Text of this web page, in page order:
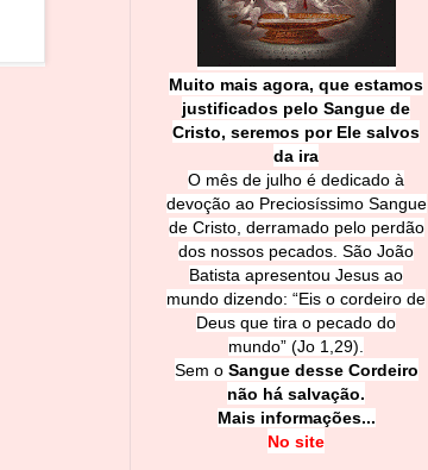
Muito mais agora, que estamos
justificados pelo Sangue de
Cristo, seremos por Ele salvos
da ira
O mês de julho é dedicado à
devoção ao Preciosíssimo Sangue
de Cristo, derramado pelo perdão
dos nossos pecados. São João
Batista apresentou Jesus ao
mundo dizendo: “Eis o cordeiro de
Deus que tira o pecado do
mundo” (Jo 1,29).
Sem o Sangue desse Cordeiro
não há salvação.
Mais informações...
No site